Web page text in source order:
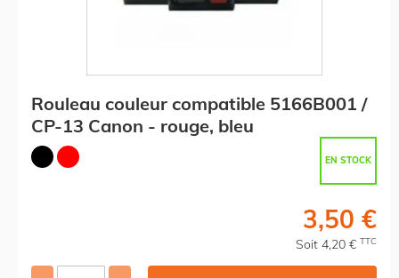
Rouleau couleur compatible 5166B001 /
CP-13 Canon - rouge, bleu
EN STOCK
3,50 €
Soit 4,20 € TTC